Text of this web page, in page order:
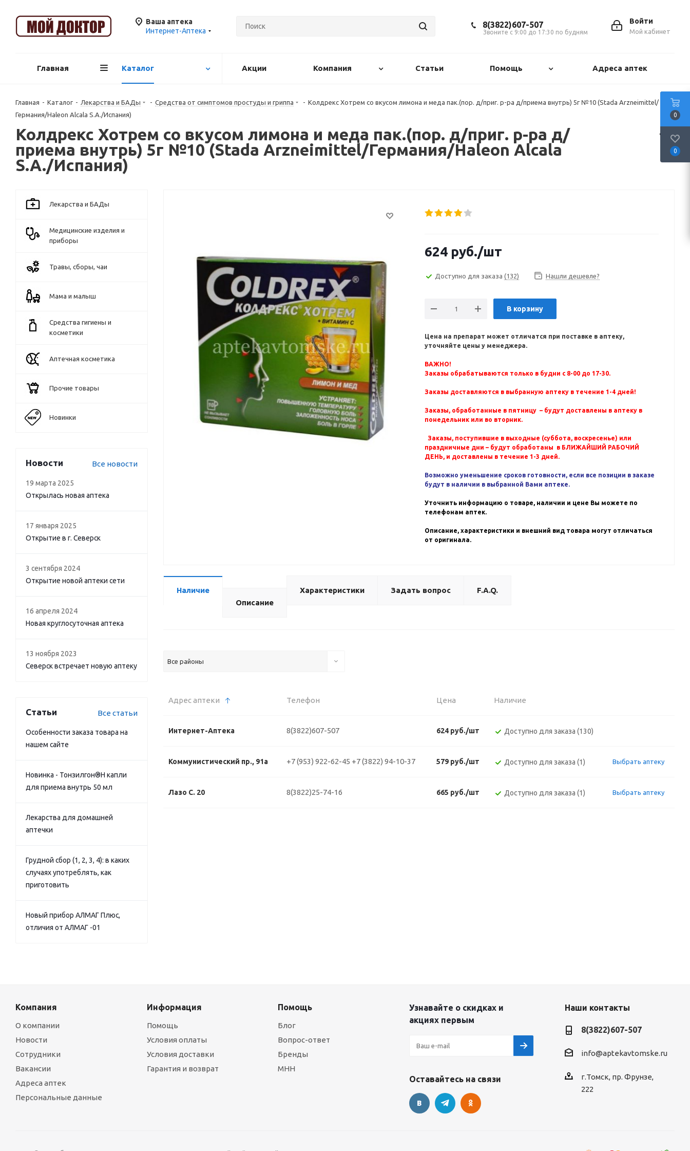
Ваша аптека
Интернет-Аптека
Войти
Мой кабинет
8(3822)607-507
Звоните с 9:00 до 17:30 по будням
Главная Каталог Акции Компания Статьи Помощь Адреса аптек
Главная - Каталог - Лекарства и БАДы - Средства от симптомов простуды и гриппа - Колдрекс Хотрем со вкусом лимона и меда пак.(пор. д/приг. р-ра д/приема внутрь) 5г №10 (Stada Arzneimittel/
Германия/Haleon Alcala S.A./Испания)
Колдрекс Хотрем со вкусом лимона и меда пак.(пор. д/приг. р-ра д/
приема внутрь) 5г №10 (Stada Arzneimittel/Германия/Haleon Alcala
S.A./Испания)
624 руб./шт
Доступно для заказа (132) Нашли дешевле?
В корзину
Цена на препарат может отличатся при поставке в аптеку,
уточняйте цены у менеджера.
ВАЖНО!
Заказы обрабатываются только в будни с 8-00 до 17-30.
Заказы доставляются в выбранную аптеку в течение 1-4 дней!
Заказы, обработанные в пятницу – будут доставлены в аптеку в
понедельник или во вторник.
Заказы, поступившие в выходные (суббота, воскресенье) или
праздничные дни – будут обработаны в БЛИЖАЙШИЙ РАБОЧИЙ
ДЕНЬ, и доставлены в течение 1-3 дней.
Возможно уменьшение сроков готовности, если все позиции в заказе
будут в наличии в выбранной Вами аптеке.
Уточнить информацию о товаре, наличии и цене Вы можете по
телефонам аптек.
Описание, характеристики и внешний вид товара могут отличаться
от оригинала.
Наличие
Описание
Характеристики Задать вопрос F.A.Q.
Все районы
Адрес аптеки Телефон Цена Наличие
Интернет-Аптека 8(3822)607-507 624 руб./шт Доступно для заказа (130)
Коммунистический пр., 91а +7 (953) 922-62-45 +7 (3822) 94-10-37 579 руб./шт Доступно для заказа (1) Выбрать аптеку
Лазо С. 20 8(3822)25-74-16 665 руб./шт Доступно для заказа (1) Выбрать аптеку
Лекарства и БАДы
Медицинские изделия и
приборы
Травы, сборы, чаи
Мама и малыш
Средства гигиены и
косметики
Аптечная косметика
Прочие товары
Новинки
Новости Все новости
19 марта 2025
Открылась новая аптека
17 января 2025
Открытие в г. Северск
3 сентября 2024
Открытие новой аптеки сети
16 апреля 2024
Новая круглосуточная аптека
13 ноября 2023
Северск встречает новую аптеку
Статьи Все статьи
Особенности заказа товара на
нашем сайте
Новинка - Тонзилгон®Н капли
для приема внутрь 50 мл
Лекарства для домашней
аптечки
Грудной сбор (1, 2, 3, 4): в каких
случаях употреблять, как
приготовить
Новый прибор АЛМАГ Плюс,
отличия от АЛМАГ -01
Компания
О компании
Новости
Сотрудники
Вакансии
Адреса аптек
Персональные данные
Информация
Помощь
Условия оплаты
Условия доставки
Гарантия и возврат
Помощь
Блог
Вопрос-ответ
Бренды
МНН
Узнавайте о скидках и
акциях первым
Оставайтесь на связи
Наши контакты
8(3822)607-507
info@aptekavtomske.ru
г.Томск, пр. Фрунзе,
222
0
0